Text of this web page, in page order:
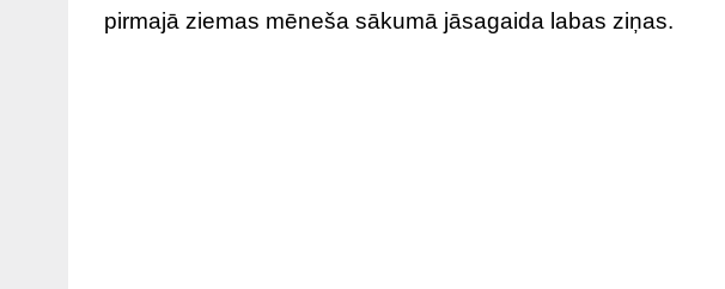
pirmajā ziemas mēneša sākumā jāsagaida labas ziņas.